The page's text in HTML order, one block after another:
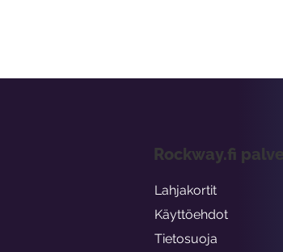
Rockway.fi
Lahjakortit
Käyttöehdot
Tietosuoja